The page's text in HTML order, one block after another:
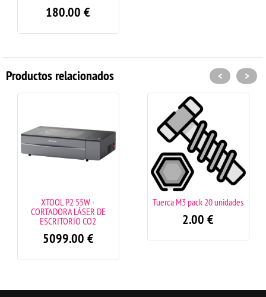
180.00 €
Productos relacionados
XTOOL P2 55W -
CORTADORA LÁSER DE
ESCRITORIO CO2
5099.00 €
Tuerca M3 pack 20 unidades
2.00 €
< >